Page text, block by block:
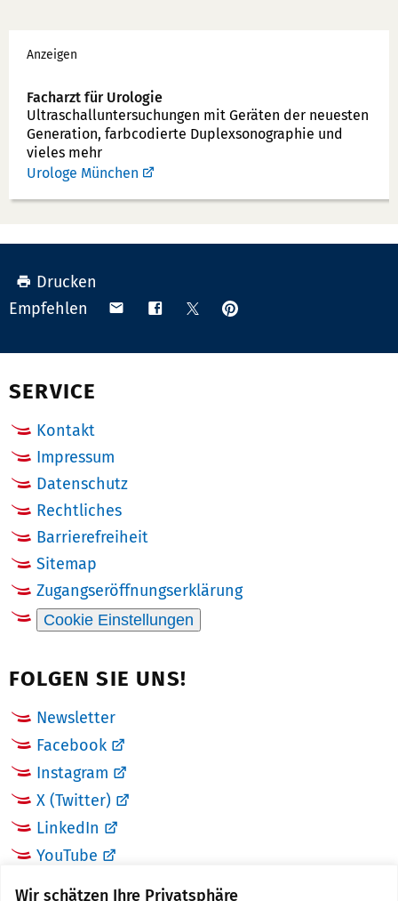
Wir schätzen Ihre Privatsphäre
n
u
m
m
e
r:
Werbung
Anzeigen
Facharzt für Urologie
Ultraschallunter­suchungen mit Geräten der neuesten
Generation, farbcodierte Duplex­sonographie und
vieles mehr
Urologe München
Drucken
Empfehlen
Teilen Teilen TeilenAnpinnen
auf
SERVICE
Kontakt
Impressum
Datenschutz
Rechtliches
Barrierefreiheit
Sitemap
Zugangseröffnungserklärung
Cookie Einstellungen
FOLGEN SIE UNS!
Newsletter
Facebook
Instagram
X (Twitter)
LinkedIn
YouTube